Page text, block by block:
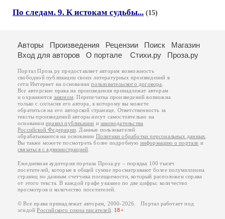
По следам. 9. К истокам судьбы... (15)
Авторы Произведения Рецензии Поиск
Магазин
Вход для авторов
О портале Стихи.ру Проза.ру
Портал Проза.ру предоставляет авторам возможность
свободной публикации своих литературных произведений в
сети Интернет на основаниипользовательского договора
Все авторские права на произведения принадлежат авторам
и охраняются законом . Перепечатка произведений возможна
только с согласия его автора, к которому вы можете
обратиться на его авторской странице. Ответственность за
тексты произведений авторы несут самостоятельно на
основанииправил публикации изаконодательства
Российской Федерации . Данные пользователей
обрабатываются на основании Политики обработки персональных данных
Вы также можете посмотреть более подробную информацию о портале и
связаться с администрацией
Ежедневная аудитория портала Проза.ру – порядка 100 тысяч
посетителей, которые в общей сумме просматривают более полумиллиона
страниц по данным счетчика посещаемости, который расположен справа
от этого текста. В каждой графе указано по две цифры: количество
просмотров и количество посетителей.
© Все права принадлежат авторам, 2000-2026. Портал работает под
эгидойРоссийского союза писателей. 18+